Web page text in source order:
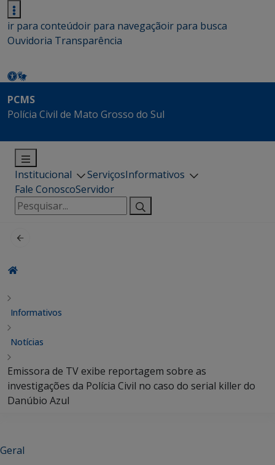
ir para conteúdoir para navegaçãoir para busca
Ouvidoria Transparência
PCMS
Polícia Civil de Mato Grosso do Sul
Institucional ServiçosInformativos
Fale ConoscoServidor
Pesquisar
por:
Informativos
Notícias
Emissora de TV exibe reportagem sobre as
investigações da Polícia Civil no caso do serial killer do
Danúbio Azul
Geral